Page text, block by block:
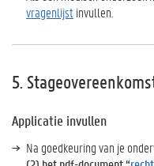
vragenlijstinvullen.
5.
Applicatie invullen
Na goedkeuring van je